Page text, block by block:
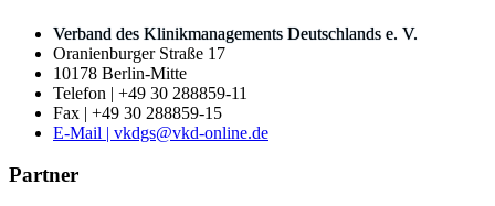
Verband des Klinikmanagements Deutschlands e. V.
Oranienburger Straße 17
10178 Berlin-Mitte
Telefon | +49 30 288859-11
Fax | +49 30 288859-15
E-Mail | vkdgs@vkd-online.de
Partner